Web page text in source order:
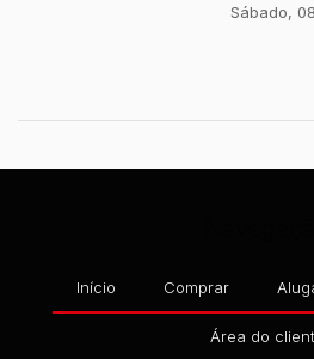
Sábado,
Início Comprar
Área do